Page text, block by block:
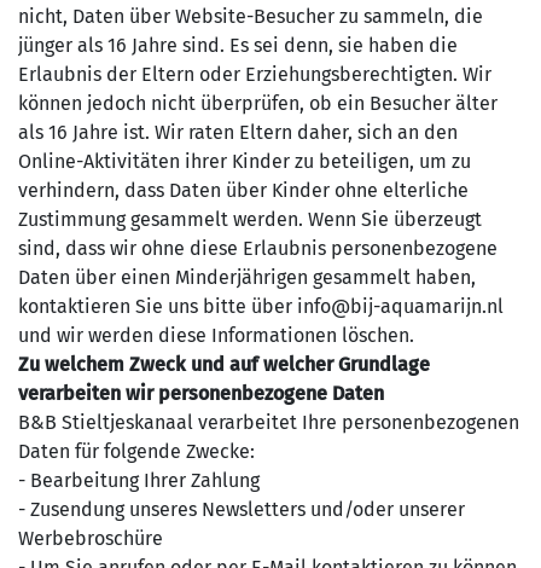
nicht, Daten über Website-Besucher zu sammeln, die
jünger als 16 Jahre sind. Es sei denn, sie haben die
Erlaubnis der Eltern oder Erziehungsberechtigten. Wir
können jedoch nicht überprüfen, ob ein Besucher älter
als 16 Jahre ist. Wir raten Eltern daher, sich an den
Online-Aktivitäten ihrer Kinder zu beteiligen, um zu
verhindern, dass Daten über Kinder ohne elterliche
Zustimmung gesammelt werden. Wenn Sie überzeugt
sind, dass wir ohne diese Erlaubnis personenbezogene
Daten über einen Minderjährigen gesammelt haben,
kontaktieren Sie uns bitte über info@bij-aquamarijn.nl
und wir werden diese Informationen löschen.
Zu welchem Zweck und auf welcher Grundlage
verarbeiten wir personenbezogene Daten
B&B Stieltjeskanaal verarbeitet Ihre personenbezogenen
Daten für folgende Zwecke:
- Bearbeitung Ihrer Zahlung
- Zusendung unseres Newsletters und/oder unserer
Werbebroschüre